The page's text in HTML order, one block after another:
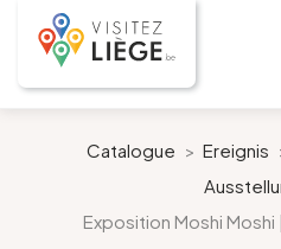
Wie ein Bürger von Lüttich
Catalogue > Ereignis
Exposition Moshi